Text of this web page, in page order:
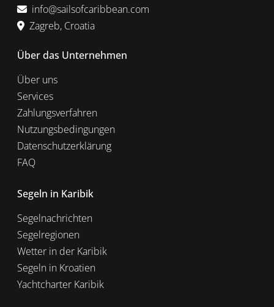
info@sailsofcaribbean.com
Zagreb, Croatia
Über das Unternehmen
Über uns
Services
Zahlungsverfahren
Nutzungsbedingungen
Datenschutzerklärung
FAQ
Segeln in Karibik
Segelnachrichten
Segelregionen
Wetter in der Karibik
Segeln in Kroatien
Yachtcharter Karibik